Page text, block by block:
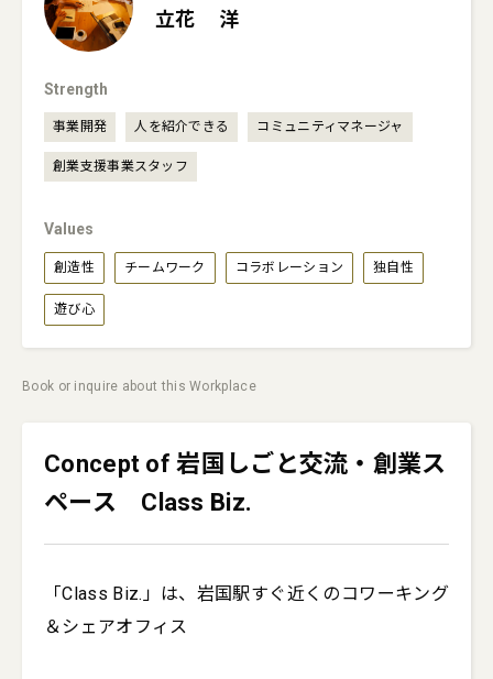
立花 洋
Strength
事業開発 人を紹介できる コミュニティマネージャ
創業支援事業スタッフ
Values
創造性 チームワーク コラボレーション 独自性
遊び心
Book or inquire about this Workplace
Concept of 岩国しごと交流・創業ス
ペース Class Biz.
「Class Biz.」は、岩国駅すぐ近くのコワーキング
＆シェアオフィス